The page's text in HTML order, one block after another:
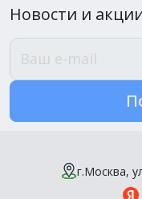
Новости и
г.Москва,